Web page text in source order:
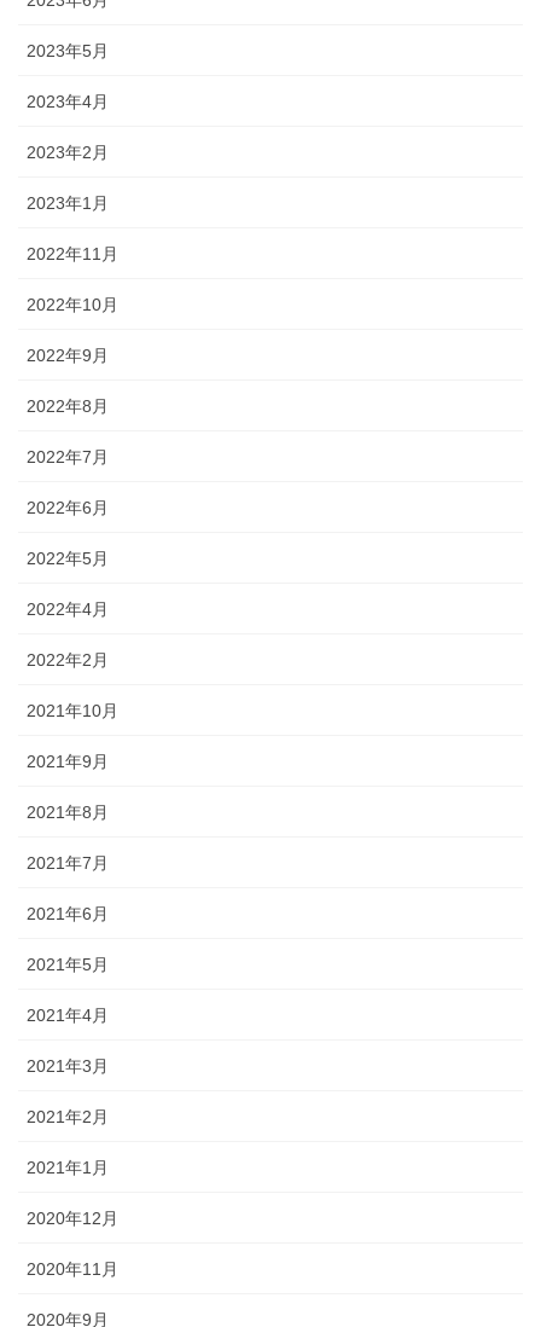
2023年5月
2023年4月
2023年2月
2023年1月
2022年11月
2022年10月
2022年9月
2022年8月
2022年7月
2022年6月
2022年5月
2022年4月
2022年2月
2021年10月
2021年9月
2021年8月
2021年7月
2021年6月
2021年5月
2021年4月
2021年3月
2021年2月
2021年1月
2020年12月
2020年11月
2020年9月